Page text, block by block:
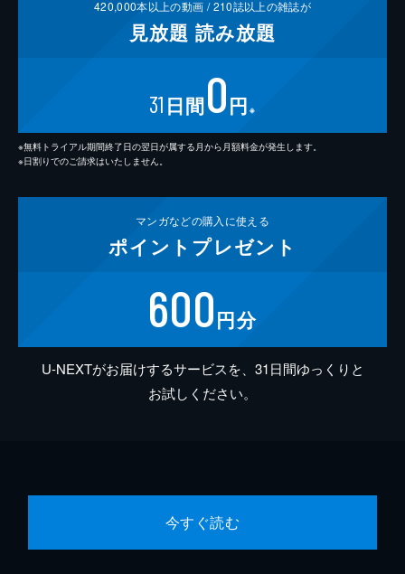
420,000本以上の動画 /210誌以上の雑誌が
見放題 読み放題
31 日間0円 ※
※無料トライアル期間終了日の翌日が属する月から月額料金が発生します。
※日割りでのご請求はいたしません。
マンガなどの購入に使える
ポイント プレゼント
600円分
U-NEXTがお届けするサービスを、31日間ゆっくりと
お試しください。
今すぐ読む